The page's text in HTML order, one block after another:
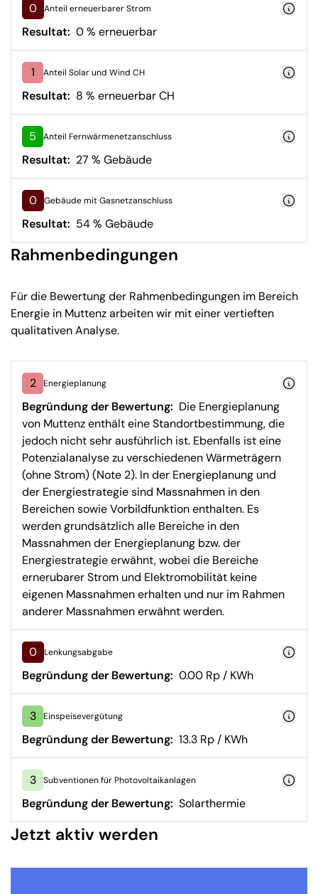
0 Anteil erneuerbarer Strom
Resultat: 0 % erneuerbar
1 Anteil Solar und Wind CH
Resultat: 8 % erneuerbar CH
5 Anteil Fernwärmenetzanschluss
Resultat: 27 % Gebäude
0 Gebäude mit Gasnetzanschluss
Resultat: 54 % Gebäude
Rahmenbedingungen
Für die Bewertung der Rahmenbedingungen im Bereich
Energie in Muttenz arbeiten wir mit einer vertieften
qualitativen Analyse.
2 Energieplanung
Begründung der Bewertung: Die Energieplanung
von Muttenz enthält eine Standortbestimmung, die
jedoch nicht sehr ausführlich ist. Ebenfalls ist eine
Potenzialanalyse zu verschiedenen Wärmeträgern
(ohne Strom) (Note 2). In der Energieplanung und
der Energiestrategie sind Massnahmen in den
Bereichen sowie Vorbildfunktion enthalten. Es
werden grundsätzlich alle Bereiche in den
Massnahmen der Energieplanung bzw. der
Energiestrategie erwähnt, wobei die Bereiche
ernerubarer Strom und Elektromobilität keine
eigenen Massnahmen erhalten und nur im Rahmen
anderer Massnahmen erwähnt werden.
0 Lenkungsabgabe
Begründung der Bewertung: 0.00 Rp / KWh
3 Einspeisevergütung
Begründung der Bewertung: 13.3 Rp / KWh
3 Subventionen für Photovoltaikanlagen
Begründung der Bewertung: Solarthermie
Jetzt aktiv werden